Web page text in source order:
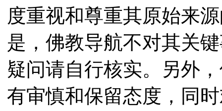
度重视和尊重其原始来
是，佛教导航不对其关
疑问请自行核实。另外
有审慎和保留态度，同